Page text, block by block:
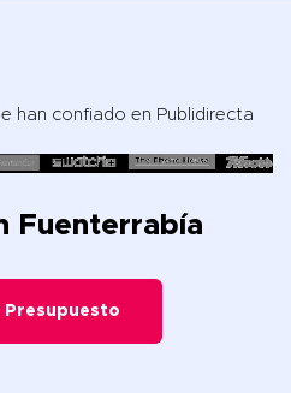
han confiado en Publidirecta
Fuenterrabía